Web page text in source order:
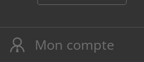
Mon compte